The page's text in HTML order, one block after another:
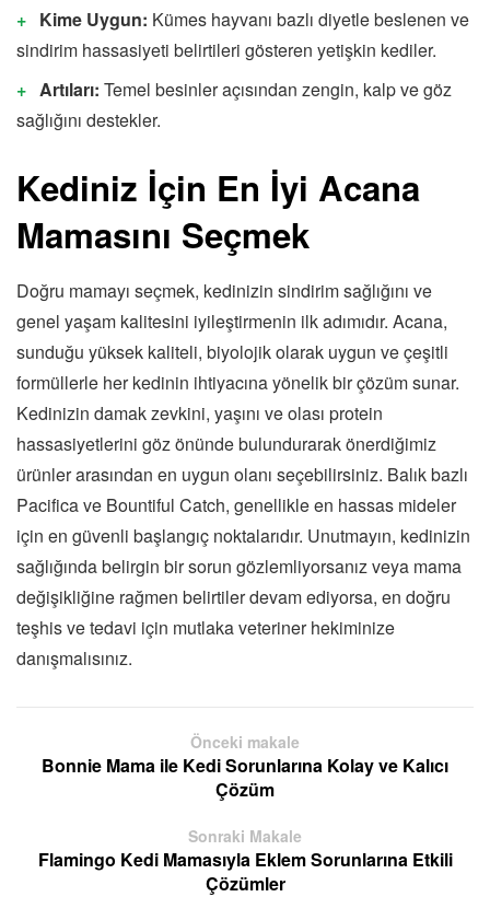
Kime Uygun: Kümes hayvanı bazlı diyetle beslenen ve
sindirim hassasiyeti belirtileri gösteren yetişkin kediler.
Artıları: Temel besinler açısından zengin, kalp ve göz
sağlığını destekler.
Kediniz İçin En İyi Acana
Mamasını Seçmek
Doğru mamayı seçmek, kedinizin sindirim sağlığını ve
genel yaşam kalitesini iyileştirmenin ilk adımıdır. Acana,
sunduğu yüksek kaliteli, biyolojik olarak uygun ve çeşitli
formüllerle her kedinin ihtiyacına yönelik bir çözüm sunar.
Kedinizin damak zevkini, yaşını ve olası protein
hassasiyetlerini göz önünde bulundurarak önerdiğimiz
ürünler arasından en uygun olanı seçebilirsiniz. Balık bazlı
Pacifica ve Bountiful Catch, genellikle en hassas mideler
için en güvenli başlangıç noktalarıdır. Unutmayın, kedinizin
sağlığında belirgin bir sorun gözlemliyorsanız veya mama
değişikliğine rağmen belirtiler devam ediyorsa, en doğru
teşhis ve tedavi için mutlaka veteriner hekiminize
danışmalısınız.
Önceki makale
Bonnie Mama ile Kedi Sorunlarına Kolay ve Kalıcı
Çözüm
Sonraki Makale
Flamingo Kedi Mamasıyla Eklem Sorunlarına Etkili
Çözümler